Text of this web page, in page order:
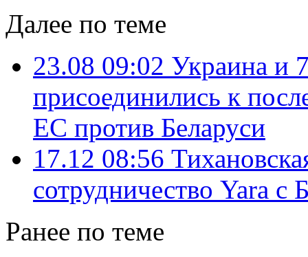
Далее по теме
23.08 09:02 Украина и
присоединились к
ЕС против Беларуси
17.12 08:56
сотрудничество Yara с
Ранее по теме